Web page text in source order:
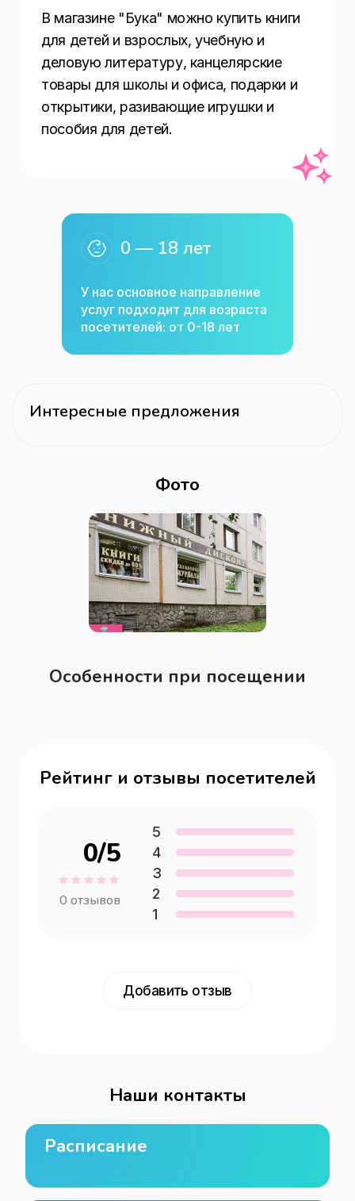
В магазине "Бука" можно купить книги
для детей и взрослых, учебную и
деловую литературу, канцелярские
товары для школы и офиса, подарки и
открытики, разивающие игрушки и
пособия для детей.
0 — 18 лет
У нас основное направление
услуг подходит для возраста
посетителей: от 0-18 лет
Интересные предложения
Фото
Особенности при посещении
Рейтинг и отзывы посетителей
0/5
0 отзывов
5
4
3
2
1
Добавить отзыв
Наши контакты
Расписание